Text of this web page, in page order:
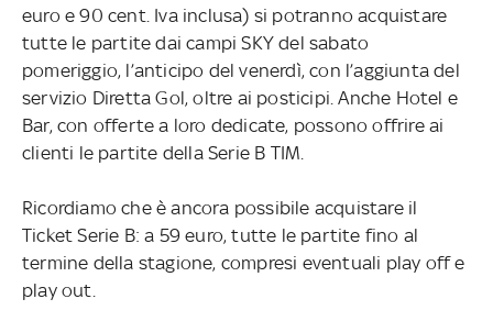
euro e 90 cent. Iva inclusa) si potranno acquistare
tutte le partite dai campi SKY del sabato
pomeriggio, l’anticipo del venerdì, con l’aggiunta del
servizio Diretta Gol, oltre ai posticipi. Anche Hotel e
Bar, con offerte a loro dedicate, possono offrire ai
clienti le partite della Serie B TIM.
Ricordiamo che è ancora possibile acquistare il
Ticket Serie B: a 59 euro, tutte le partite fino al
termine della stagione, compresi eventuali play off e
play out.